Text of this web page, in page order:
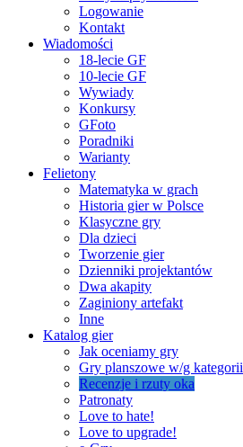
Logowanie
Kontakt
Wiadomości
18-lecie GF
10-lecie GF
Wywiady
Konkursy
GFoto
Poradniki
Warianty
Felietony
Matematyka w grach
Historia gier w Polsce
Klasyczne gry
Dla dzieci
Tworzenie gier
Dzienniki projektantów
Dwa akapity
Zaginiony artefakt
Inne
Katalog gier
Jak oceniamy gry
Gry planszowe w/g kategorii
Recenzje i rzuty oka
Patronaty
Love to hate!
Love to upgrade!